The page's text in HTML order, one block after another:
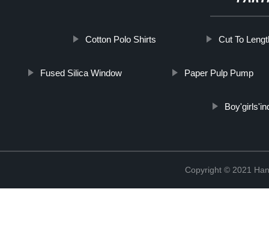
Cotton Polo Shirts Cut To
Fused Silica Window Paper Pulp Pump
Copyright © 2021